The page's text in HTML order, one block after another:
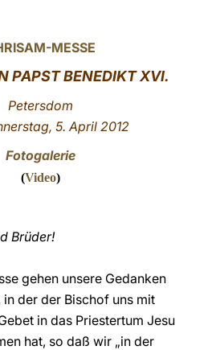
MESSE
PAPST BENEDIKT XVI.
Petersdom
5. April 2012
Fotogalerie
(Video)
Brüder!
gehen unsere Gedanken
der der Bischof uns mit
in das Priestertum Jesu
hat, so daß wir „in der